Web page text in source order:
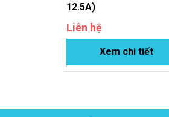
12.5A)
Liên hệ
Xem chi tiết